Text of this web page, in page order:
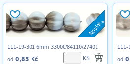
Novinka
111-19-301 6mm 33000/84110/27401
od 0,83 Kč KS
111-
od